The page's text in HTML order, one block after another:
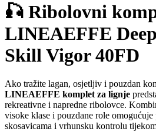
🎣 Ribolovni
LINEAEFFE
Skill Vigor 40FD
Ako tražite lagan, osjetljiv i pouzdan
LINEAEFFE komplet za lignje
rekreativne i napredne ribolovce.
visoke klase i pouzdane role omogućuje
skosavicama i vrhunsku kontrolu